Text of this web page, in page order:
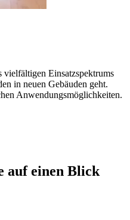
vielfältigen Einsatzspektrums
in neuen Gebäuden geht.
Anwendungsmöglichkeiten.
auf einen Blick